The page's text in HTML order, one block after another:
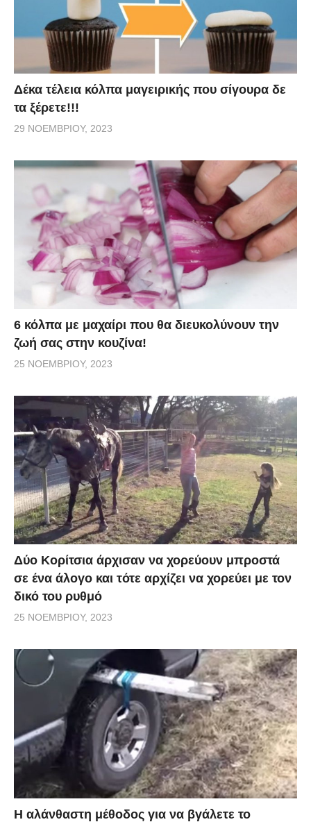
Δέκα τέλεια κόλπα μαγειρικής που σίγουρα δε
τα ξέρετε!!!
29 ΝΟΕΜΒΡΊΟΥ, 2023
6 κόλπα με μαχαίρι που θα διευκολύνουν την
ζωή σας στην κουζίνα!
25 ΝΟΕΜΒΡΊΟΥ, 2023
Δύο Κορίτσια άρχισαν να χορεύουν μπροστά
σε ένα άλογο και τότε αρχίζει να χορεύει με τον
δικό του ρυθμό
25 ΝΟΕΜΒΡΊΟΥ, 2023
Η αλάνθαστη μέθοδος για να βγάλετε το